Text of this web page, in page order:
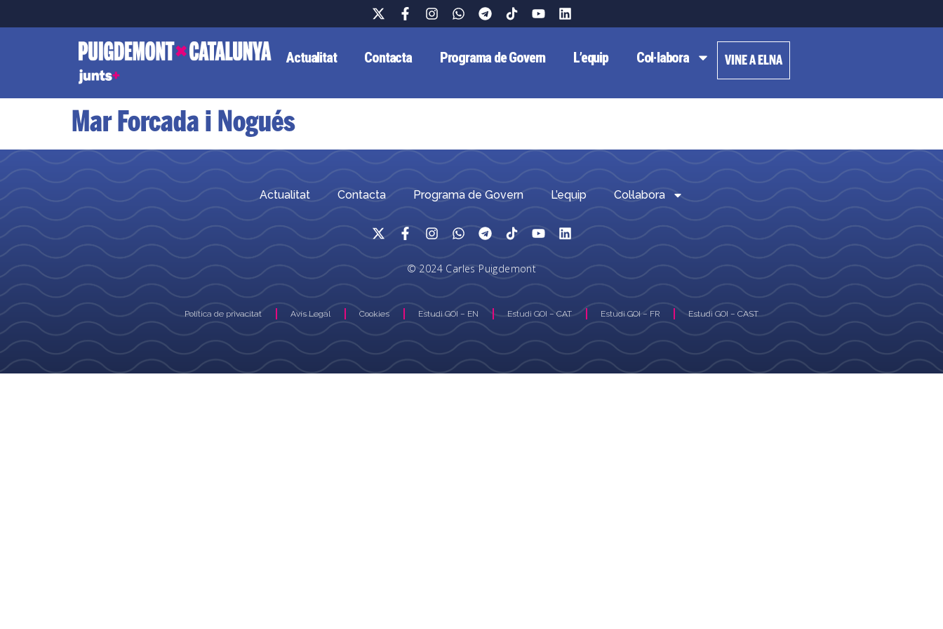
Actualitat Contacta Programa de Govern L’equip Col·labora VINE A ELNA
Mar Forcada i Nogués
Actualitat Contacta Programa de Govern L’equip Col·labora
© 2024 Carles Puigdemont
Política de privacitat Avís Legal Cookies Estudi GOI – EN Estudi GOI – CAT Estudi GOI – FR Estudi GOI – CAST